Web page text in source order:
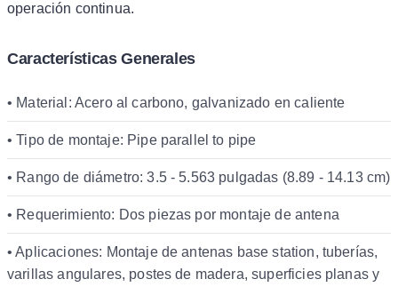
operación continua.
Características Generales
• Material: Acero al carbono, galvanizado en caliente
• Tipo de montaje: Pipe parallel to pipe
• Rango de diámetro: 3.5 - 5.563 pulgadas (8.89 - 14.13 cm)
• Requerimiento: Dos piezas por montaje de antena
• Aplicaciones: Montaje de antenas base station, tuberías,
varillas angulares, postes de madera, superficies planas y